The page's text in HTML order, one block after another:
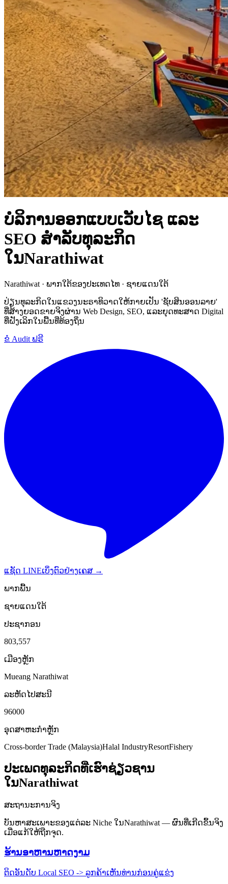
ບໍລິການອອກແບບເວັບໄຊ ແລະ
SEO ສຳລັບທຸລະກິດ
ໃນNarathiwat
Narathiwat · ພາກໃຕ້ຂອງປະເທດໄທ · ຊາຍແດນໃຕ້
ປ່ຽນທຸລະກິດໃນແຂວງນະຣາທິວາດໃຫ້ກາຍເປັນ 'ຊັບສິນອອນລາຍ'
ທີ່ສ້າງຍອດຂາຍຈິງຜ່ານ Web Design, SEO, ແລະຍຸດທະສາດ Digital
ທີ່ຝັງເລິກໃນພື້ນທີ່ທ້ອງຖິ່ນ
ຂໍ Audit ຟຣີ
ແຊັດ LINEເບິ່ງຕົວຢ່າງເຄສ →
ພາກພື້ນ
ຊາຍແດນໃຕ້
ປະຊາກອນ
803,557
ເມືອງຫຼັກ
Mueang Narathiwat
ລະຫັດໄປສະນີ
96000
ອຸດສາຫະກຳຫຼັກ
Cross-border Trade (Malaysia)Halal IndustryResortFishery
ປະເພດທຸລະກິດທີ່ເຮົາຊ່ຽວຊານ
ໃນNarathiwat
ສະຖານະການຈິງ
ບັນຫາສະເພາະຂອງແຕ່ລະ Niche ໃນNarathiwat — ຜົນທີ່ເກີດຂຶ້ນຈິງ
ເມື່ອແກ້ໃຫ້ຖືກຈຸດ.
ຮ້ານອາຫານຫາດງາມ
ຕິດອັນດັບ Local SEO -> ລູກຄ້າເຫັນທ່ານກ່ອນຄູ່ແຂ່ງ